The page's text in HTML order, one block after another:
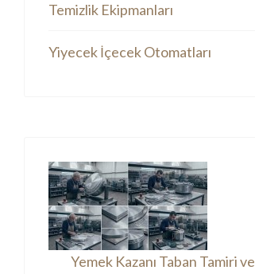
Temizlik Ekipmanları
Yiyecek İçecek Otomatları
Yemek Kazanı Taban Tamiri ve